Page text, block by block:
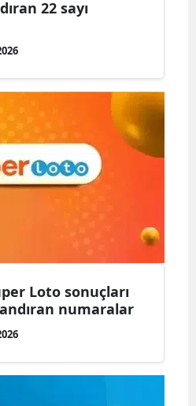
22 sayı
Loto sonuçları
numaralar